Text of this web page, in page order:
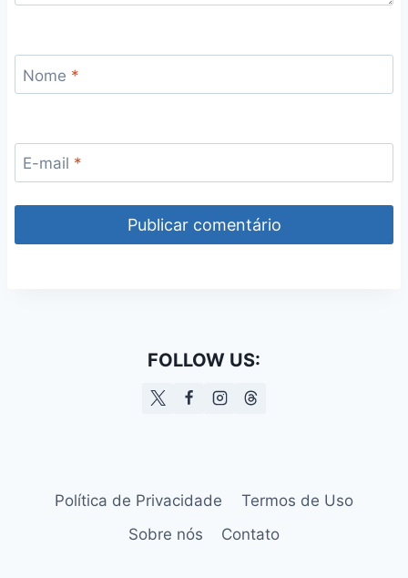
Nome *
E-mail *
FOLLOW US:
Política de Privacidade
Termos de Uso
Sobre nós
Contato